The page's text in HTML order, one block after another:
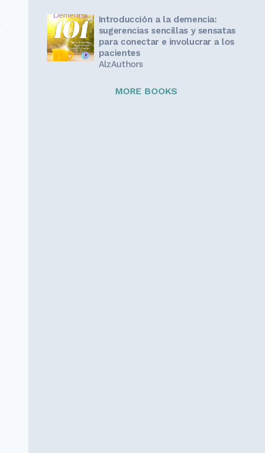
Introducción a la demencia:
sugerencias sencillas y sensatas
para conectar e involucrar a los
pacientes
AlzAuthors
MORE BOOKS